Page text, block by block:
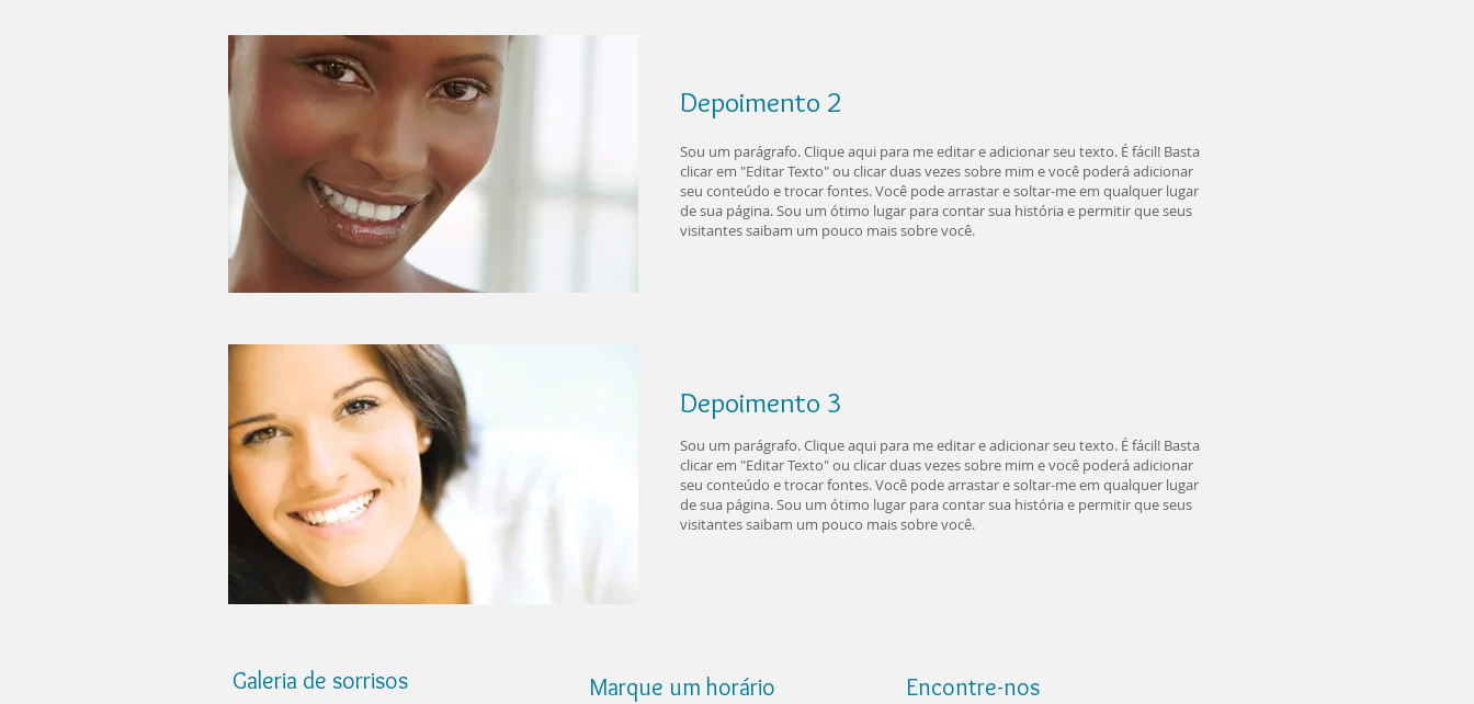
Depoimento 2
Sou um parágrafo. Clique aqui para me editar e adicionar seu texto. É fácil! Basta
clicar em "Editar Texto" ou clicar duas vezes sobre mim e você poderá adicionar
seu conteúdo e trocar fontes. Você pode arrastar e soltar-me em qualquer lugar
de sua página. Sou um ótimo lugar para contar sua história e permitir que seus
visitantes saibam um pouco mais sobre você.
Depoimento 3
Sou um parágrafo. Clique aqui para me editar e adicionar seu texto. É fácil! Basta
clicar em "Editar Texto" ou clicar duas vezes sobre mim e você poderá adicionar
seu conteúdo e trocar fontes. Você pode arrastar e soltar-me em qualquer lugar
de sua página. Sou um ótimo lugar para contar sua história e permitir que seus
visitantes saibam um pouco mais sobre você.
Galeria de sorrisos Marque um horário Encontre-nos